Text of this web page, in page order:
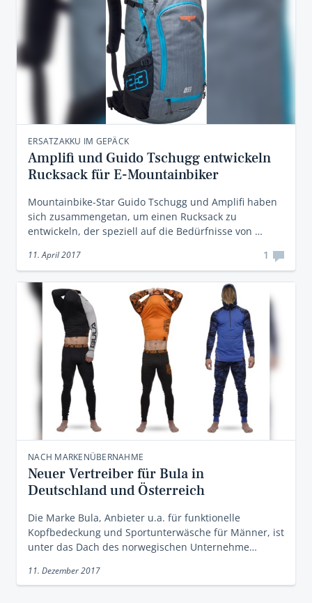
ERSATZAKKU IM GEPÄCK
Amplifi und Guido Tschugg entwickeln
Rucksack für E-Mountainbiker
Mountainbike-Star Guido Tschugg und Amplifi haben
sich zusammengetan, um einen Rucksack zu
entwickeln, der speziell auf die Bedürfnisse von …
11. April 2017 1
NACH MARKENÜBERNAHME
Neuer Vertreiber für Bula in
Deutschland und Österreich
Die Marke Bula, Anbieter u.a. für funktionelle
Kopfbedeckung und Sportunterwäsche für Männer, ist
unter das Dach des norwegischen Unternehme…
11. Dezember 2017